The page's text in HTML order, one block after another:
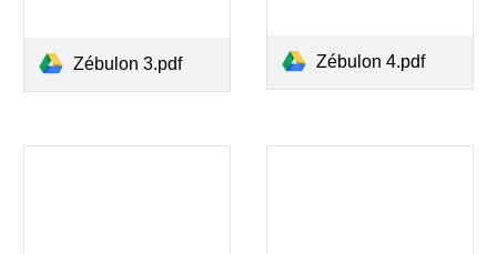
Zébulon 3.pdf Zébulon 4.pdf